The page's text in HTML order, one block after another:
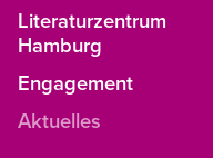
Literaturzentrum
Hamburg
Engagement
Aktuelles